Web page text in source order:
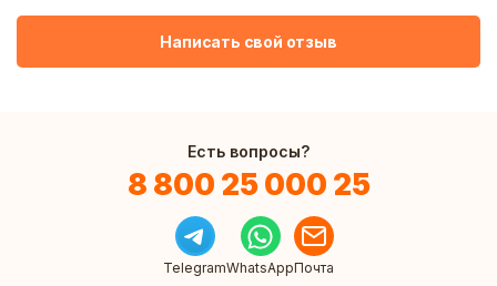
Написать свой отзыв
Есть вопросы?
8 800 25 000 25
TelegramWhatsAppПочта